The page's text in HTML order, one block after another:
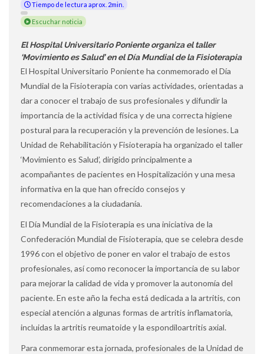
Tiempo de lectura aprox. 2min.
Escuchar noticia
El Hospital Universitario Poniente organiza el taller
‘Movimiento es Salud’ en el Día Mundial de la Fisioterapia
El Hospital Universitario Poniente ha conmemorado el Día
Mundial de la Fisioterapia con varias actividades, orientadas a
dar a conocer el trabajo de sus profesionales y difundir la
importancia de la actividad física y de una correcta higiene
postural para la recuperación y la prevención de lesiones. La
Unidad de Rehabilitación y Fisioterapia ha organizado el taller
‘Movimiento es Salud’, dirigido principalmente a
acompañantes de pacientes en Hospitalización y una mesa
informativa en la que han ofrecido consejos y
recomendaciones a la ciudadanía.
El Día Mundial de la Fisioterapia es una iniciativa de la
Confederación Mundial de Fisioterapia, que se celebra desde
1996 con el objetivo de poner en valor el trabajo de estos
profesionales, así como reconocer la importancia de su labor
para mejorar la calidad de vida y promover la autonomía del
paciente. En este año la fecha está dedicada a la artritis, con
especial atención a algunas formas de artritis inflamatoria,
incluidas la artritis reumatoide y la espondiloartritis axial.
Para conmemorar esta jornada, profesionales de la Unidad de